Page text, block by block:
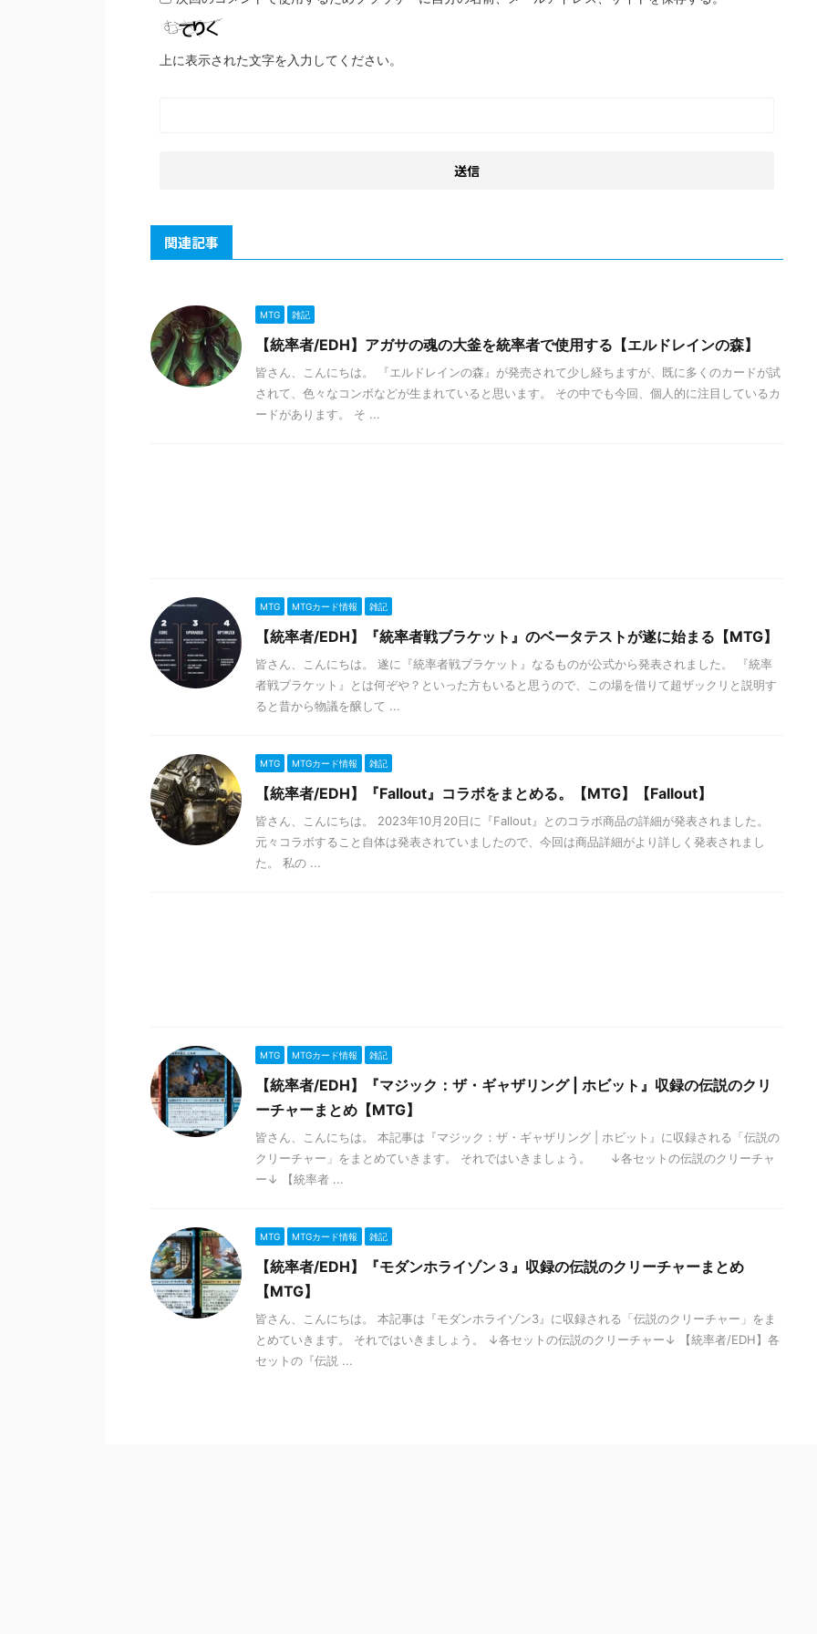
上に表示された文字を入力してください。
関連記事
MTG 雑記
【統率者/EDH】アガサの魂の大釜を統率者で使用する【エルドレインの森】
皆さん、こんにちは。 『エルドレインの森』が発売されて少し経ちますが、既に多くのカードが試
されて、色々なコンボなどが生まれていると思います。 その中でも今回、個人的に注目しているカ
ードがあります。 そ ...
MTG MTGカード情報 雑記
【統率者/EDH】『統率者戦ブラケット』のベータテストが遂に始まる【MTG】
皆さん、こんにちは。 遂に『統率者戦ブラケット』なるものが公式から発表されました。 『統率
者戦ブラケット』とは何ぞや？といった方もいると思うので、この場を借りて超ザックリと説明す
ると昔から物議を醸して ...
MTG MTGカード情報 雑記
【統率者/EDH】『Fallout』コラボをまとめる。【MTG】【Fallout】
皆さん、こんにちは。 2023年10月20日に『Fallout』とのコラボ商品の詳細が発表されました。
元々コラボすること自体は発表されていましたので、今回は商品詳細がより詳しく発表されまし
た。 私の ...
MTG MTGカード情報 雑記
【統率者/EDH】『マジック：ザ・ギャザリング | ホビット』収録の伝説のクリ
ーチャーまとめ【MTG】
皆さん、こんにちは。 本記事は『マジック：ザ・ギャザリング | ホビット』に収録される「伝説の
クリーチャー」をまとめていきます。 それではいきましょう。 ↓各セットの伝説のクリーチャ
ー↓ 【統率者 ...
MTG MTGカード情報 雑記
【統率者/EDH】『モダンホライゾン３』収録の伝説のクリーチャーまとめ
【MTG】
皆さん、こんにちは。 本記事は『モダンホライゾン3』に収録される「伝説のクリーチャー」をま
とめていきます。 それではいきましょう。 ↓各セットの伝説のクリーチャー↓ 【統率者/EDH】各
セットの『伝説 ...